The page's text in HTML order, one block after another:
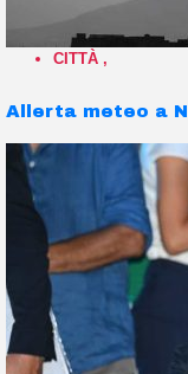
CITTÀ ,
Allerta meteo a